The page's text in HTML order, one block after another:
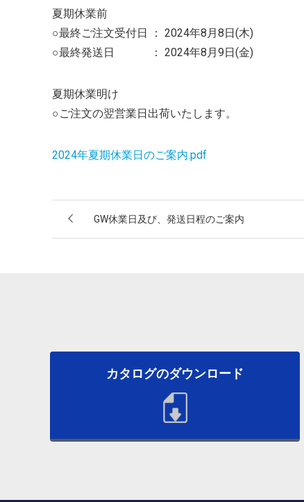
夏期休業前
○最終ご注文受付日 ： 2024年8月8日(木)
○最終発送日 ： 2024年8月9日(金)
夏期休業明け
○ご注文の翌営業日出荷いたします。
2024年夏期休業日のご案内.pdf
GW休業日及び、発送日程のご案内
カタログのダウンロード